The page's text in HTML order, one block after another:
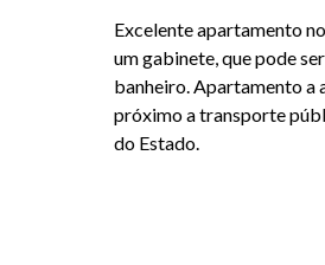
Excelente apartamento
um gabinete, que pode
banheiro. Apartamento a
próximo a transporte
do Estado.